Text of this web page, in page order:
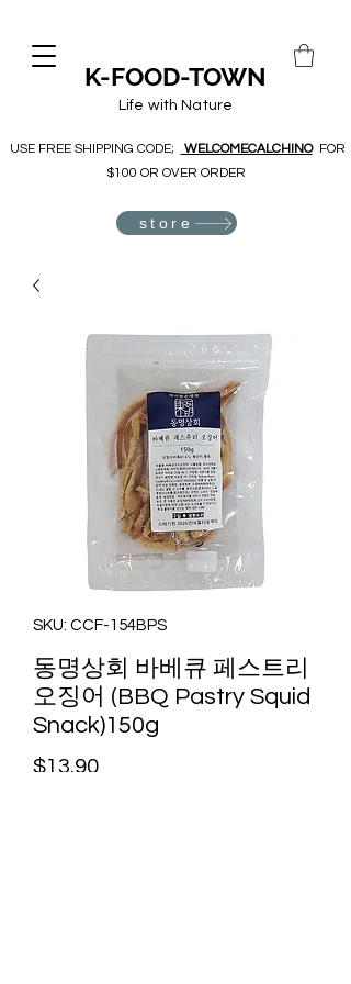
K-FOOD-TOWN
Life with Nature
USE FREE SHIPPING CODE; WELCOMECALCHINOFOR
$100 OR OVER ORDER
store
SKU: CCF-154BPS
동명상회 바베큐 페스트리
오징어 (BBQ Pastry Squid
Snack)150g
$13.90Price